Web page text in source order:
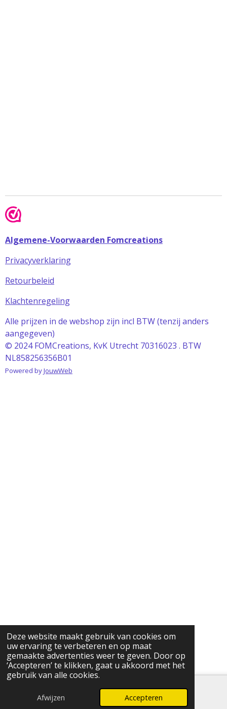
Deze website maakt gebruik van cookies om
uw ervaring te verbeteren en op maat
gemaakte advertenties weer te geven. Door op
‘Accepteren’ te klikken, gaat u akkoord met het
gebruik van alle cookies.
Afwijzen Accepteren
Algemene-Voorwaarden Fomcreations
Privacyverklaring
Retourbeleid
Klachtenregeling
Alle prijzen in de webshop zijn incl BTW (tenzij anders
aangegeven)
© 2024 FOMCreations, KvK Utrecht 70316023 . BTW
NL858256356B01
Powered byJouwWeb
E-mailadres